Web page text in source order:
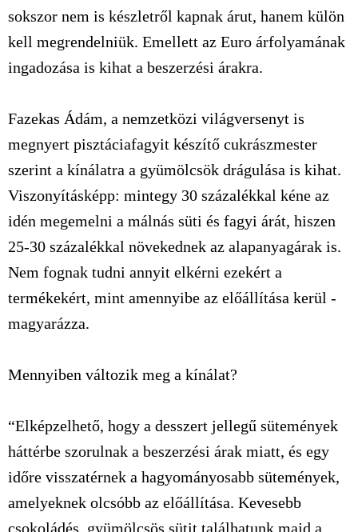
sokszor nem is készletről kapnak árut, hanem külön
kell megrendelniük. Emellett az Euro árfolyamának
ingadozása is kihat a beszerzési árakra.
Fazekas Ádám, a nemzetközi világversenyt is
megnyert pisztáciafagyit készítő cukrászmester
szerint a kínálatra a gyümölcsök drágulása is kihat.
Viszonyításképp: mintegy 30 százalékkal kéne az
idén megemelni a málnás süti és fagyi árát, hiszen
25-30 százalékkal növekednek az alapanyagárak is.
Nem fognak tudni annyit elkérni ezekért a
termékekért, mint amennyibe az előállítása kerül -
magyarázza.
Mennyiben változik meg a kínálat?
“Elképzelhető, hogy a desszert jellegű sütemények
háttérbe szorulnak a beszerzési árak miatt, és egy
időre visszatérnek a hagyományosabb sütemények,
amelyeknek olcsóbb az előállítása. Kevesebb
csokoládés, gyümölcsös sütit találhatunk majd a